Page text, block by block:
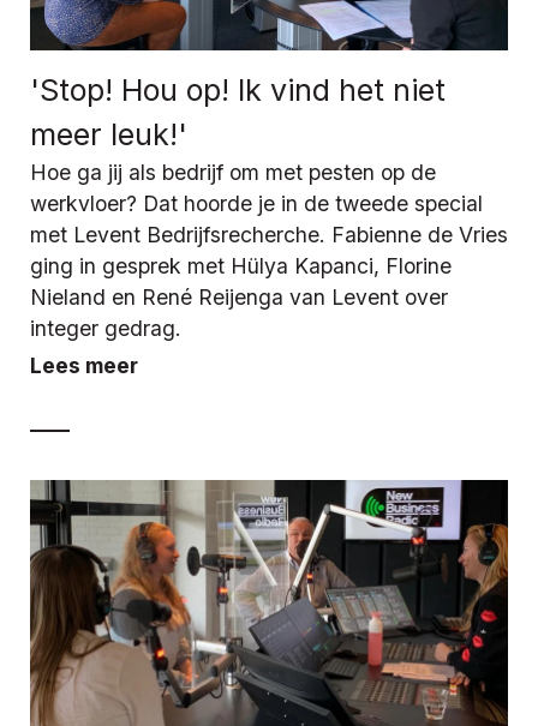
'Stop! Hou op! Ik vind het niet
meer leuk!'
Hoe ga jij als bedrijf om met pesten op de
werkvloer? Dat hoorde je in de tweede special
met Levent Bedrijfsrecherche. Fabienne de Vries
ging in gesprek met Hülya Kapanci, Florine
Nieland en René Reijenga van Levent over
integer gedrag.
Lees meer